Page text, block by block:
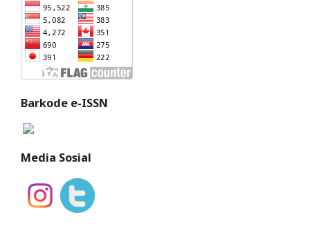
Barkode e-ISSN
Media Sosial